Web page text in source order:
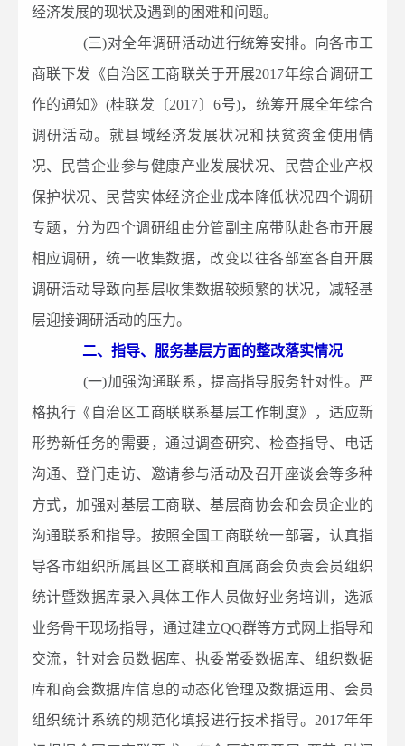
经济发展的现状及遇到的困难和问题。
(三)对全年调研活动进行统筹安排。向各市工
商联下发《自治区工商联关于开展2017年综合调研工
作的通知》(桂联发〔2017〕6号)，统筹开展全年综合
调研活动。就县域经济发展状况和扶贫资金使用情
况、民营企业参与健康产业发展状况、民营企业产权
保护状况、民营实体经济企业成本降低状况四个调研
专题，分为四个调研组由分管副主席带队赴各市开展
相应调研，统一收集数据，改变以往各部室各自开展
调研活动导致向基层收集数据较频繁的状况，减轻基
层迎接调研活动的压力。
二、指导、服务基层方面的整改落实情况
(一)加强沟通联系，提高指导服务针对性。严
格执行《自治区工商联联系基层工作制度》，适应新
形势新任务的需要，通过调查研究、检查指导、电话
沟通、登门走访、邀请参与活动及召开座谈会等多种
方式，加强对基层工商联、基层商协会和会员企业的
沟通联系和指导。按照全国工商联统一部署，认真指
导各市组织所属县区工商联和直属商会负责会员组织
统计暨数据库录入具体工作人员做好业务培训，选派
业务骨干现场指导，通过建立QQ群等方式网上指导和
交流，针对会员数据库、执委常委数据库、组织数据
库和商会数据库信息的动态化管理及数据运用、会员
组织统计系统的规范化填报进行技术指导。2017年年